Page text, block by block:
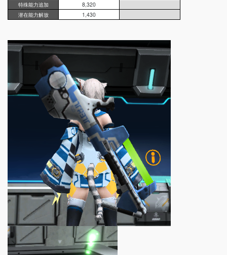
特殊能力追加
8,320
潜在能力解放
1,430